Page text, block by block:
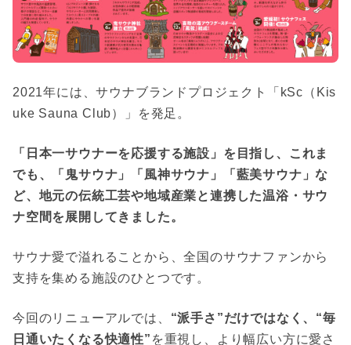
2021年には、サウナブランドプロジェクト「kSc（Kis
uke Sauna Club）」を発足。
「日本一サウナーを応援する施設」を目指し、これま
でも、「鬼サウナ」「風神サウナ」「藍美サウナ」な
ど、地元の伝統工芸や地域産業と連携した温浴・サウ
ナ空間を展開してきました。
サウナ愛で溢れることから、全国のサウナファンから
支持を集める施設のひとつです。
今回のリニューアルでは、 “派手さ”だけではなく、“毎
日通いたくなる快適性” を重視し、より幅広い方に愛さ